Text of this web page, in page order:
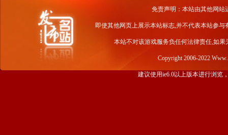
免责声明：本站由其他网站
即使其他网页上展示本站标志,并不代表本站参
本站不对该游戏服务负任何法律责任,如
Copyright 2006-2022
建议使用ie6.0以上版本进行浏览